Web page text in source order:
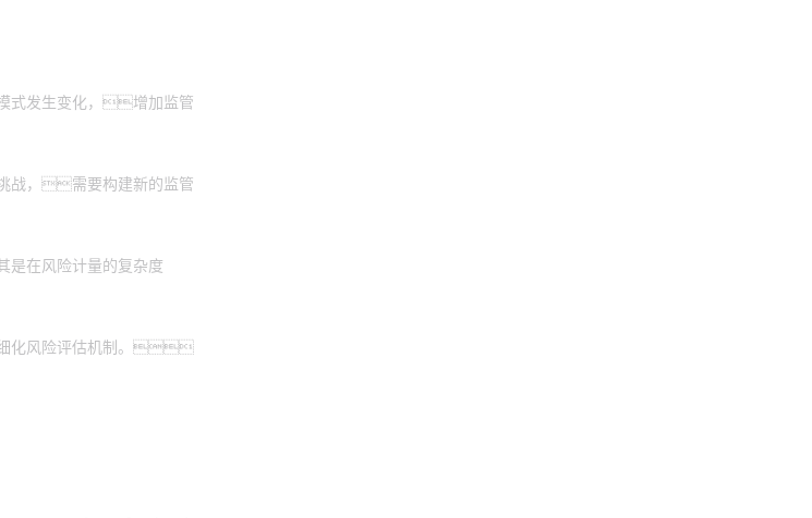
式发生变化，增加监管
战，需要构建新的监管
在风险计量的复杂度
细化风险评估机制。